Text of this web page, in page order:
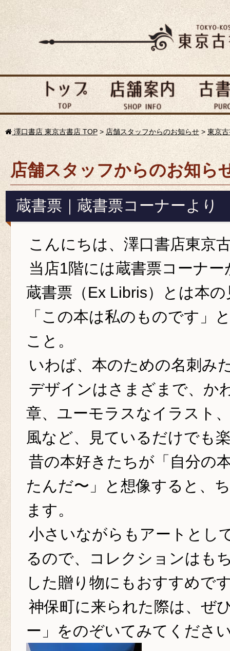
澤口書店 東京古書店 TOP > 店舗スタッフからのお知らせ> 東京
店舗スタッフからのお知ら
蔵書票｜蔵書票コーナーより
こんにちは、澤口書店東京
当店1階には蔵書票コーナ
蔵書票（Ex Libris）とは本
「この本は私のものです」
こと。
いわば、本のための名刺み
デザインはさまざまで、か
章、ユーモラスなイラスト
風など、見ているだけでも
昔の本好きたちが「自分の
たんだ〜」と想像すると、
ます。
小さいながらもアートとし
るので、コレクションはも
した贈り物にもおすすめで
神保町に来られた際は、ぜ
ー」をのぞいてみてくださ